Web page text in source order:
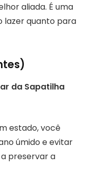
aliada. É uma
lazer quanto para
da Sapatilha
estado, você
úmido e evitar
preservar a